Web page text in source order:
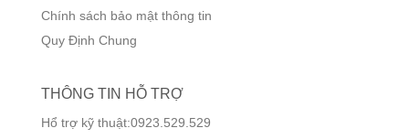
Chính sách bảo mật thông tin
Quy Định Chung
THÔNG TIN HỖ TRỢ
Hổ trợ kỹ thuật:0923.529.529